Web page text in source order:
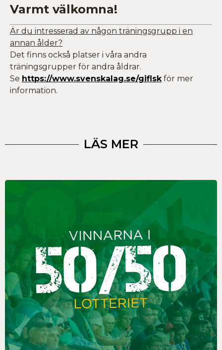
Varmt välkomna!
Är du intresserad av någon träningsgrupp i en
annan ålder?
Det finns också platser i våra andra
träningsgrupper för andra åldrar.
Se https://www.svenskalag.se/giflskför mer
information.
LÄS MER